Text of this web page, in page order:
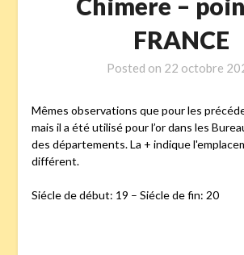
FRANCE
Posted on 22 octobre
Mêmes observations que pour les
mais il a été utilisé pour l’or dans les
des départements. La + indique
différent.
Siécle de début: 19 – Siécle de fin: 20